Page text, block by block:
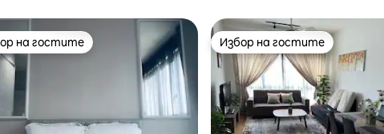
на гостите
на гостите Избор на гостите
Избор на гостите